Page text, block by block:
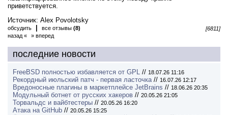
приветствуется.
Источник: Alex Povolotsky
обсудить все отзывы (8)
[6811]
назад «
» вперед
последние новости
FreeBSD полностью избавляется от GPL // 18.07.26 11:16
Рекордный июльский патч - первая ласточка// 16.07.26 12:17
Вредоносные плагины в маркетплейсе JetBrains // 18.06.26 20:35
Модульный ботнет от русских хакеров // 20.05.26 21:05
Торвальдс и вайбтестеры // 20.05.26 16:20
Атака на GitHub // 20.05.26 15:25